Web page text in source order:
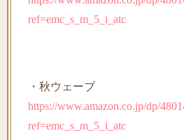
ref=emc_s_m_5_i_atc
・秋ウェーブ
https://www.amazon.co.jp/dp/
ref=emc_s_m_5_i_atc